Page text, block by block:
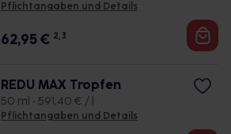
Pflichtangaben und Details
62,95€ 2, 3
REDU MAX Tropfen
50 ml • 591,40 € / l
Pflichtangaben und Details